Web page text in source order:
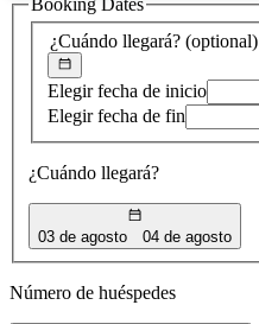
¿Cuándo llegará? (optional)
Elegir fecha de inicio
Elegir fecha de fin
¿Cuándo llegará?
03 de agosto 04 de agosto
Número de huéspedes